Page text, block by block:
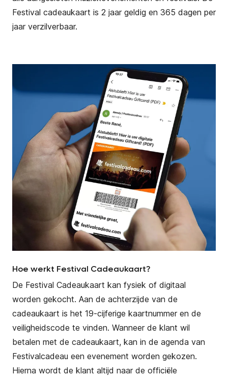
Festival cadeaukaart is 2 jaar geldig en 365 dagen per
jaar verzilverbaar.
Hoe werkt Festival Cadeaukaart?
De Festival Cadeaukaart kan fysiek of digitaal
worden gekocht. Aan de achterzijde van de
cadeaukaart is het 19-cijferige kaartnummer en de
veiligheidscode te vinden. Wanneer de klant wil
betalen met de cadeaukaart, kan in de agenda van
Festivalcadeau een evenement worden gekozen.
Hierna wordt de klant altijd naar de officiële